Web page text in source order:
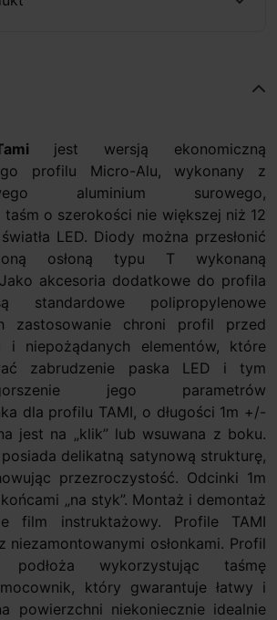
jest wersją ekonomiczną
profilu Micro-Alu, wykonany z
aluminium surowego,
o szerokości nie większej niż 12
LED. Diody można przesłonić
osłoną typu T wykonaną
akcesoria dodatkowe do profila
standardowe polipropylenowe
zastosowanie chroni profil przed
i niepożądanych elementów, które
zabrudzenie paska LED i tym
jego parametrów
dla profilu TAMI, o długości 1m +/-
jest na „klik” lub wsuwana z boku.
delikatną satynową strukturę,
przezroczystość. Odcinki 1m
„na styk”. Montaż i demontaż
film instruktażowy. Profile TAMI
niezamontowanymi osłonkami. Profil
wykorzystując taśmę
który gwarantuje łatwy i
powierzchni niekoniecznie idealnie